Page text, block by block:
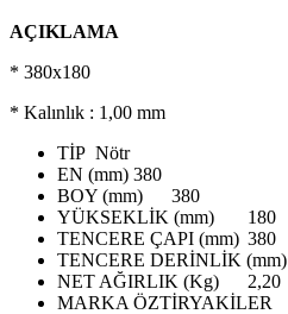
AÇIKLAMA
* 380x180
* Kalınlık : 1,00 mm
TİP Nötr
EN (mm) 380
BOY (mm)
380
YÜKSEKLİK (mm)
180
TENCERE ÇAPI (mm) 380
TENCERE DERİNLİK (mm)
NET AĞIRLIK (Kg)
2,20
MARKA ÖZTİRYAKİLER